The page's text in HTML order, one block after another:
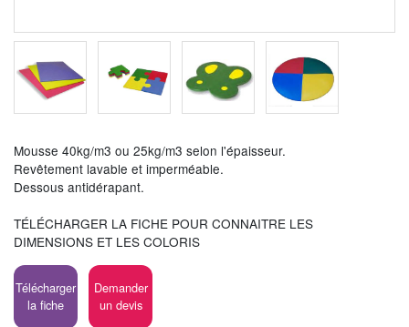
Mousse 40kg/m3 ou 25kg/m3 selon l'épaisseur.
Revêtement lavable et imperméable.
Dessous antidérapant.
TÉLÉCHARGER LA FICHE POUR CONNAITRE LES
DIMENSIONS ET LES COLORIS
Télécharger
la fiche
Demander
un devis